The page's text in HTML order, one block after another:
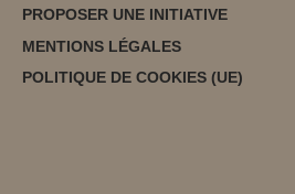
PROPOSER UNE INITIATIVE
MENTIONS LÉGALES
POLITIQUE DE COOKIES (UE)